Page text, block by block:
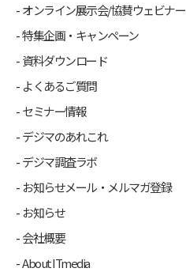
オンライン展示会/協賛ウェビナー
特集企画・キャンペーン
資料ダウンロード
よくあるご質問
セミナー情報
デジマのあれこれ
デジマ調査ラボ
お知らせメール・メルマガ登録
お知らせ
会社概要
About ITmedia